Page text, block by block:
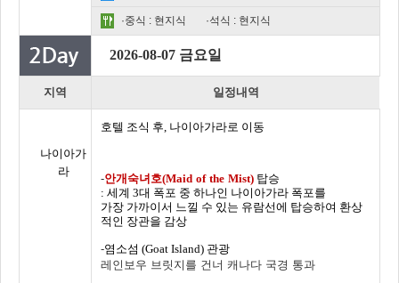
·중식 : 현지식 ·석식 : 현지식
2026-08-07 금요일
지역 일정내역
나이아가
라
호텔 조식 후 나이아가라로 이동
-안개숙녀호(Maid of the Mist) 탑승
: 세계 3대 폭포 중 하나인 나이아가라 폭포를
가장 가까이서 느낄 수 있는 유람선에 탑승하여 환상
적인 장관을 감상
-염소섬 (Goat Island) 관광
레인보우 브릿지를 건너 캐나다 국경 통과